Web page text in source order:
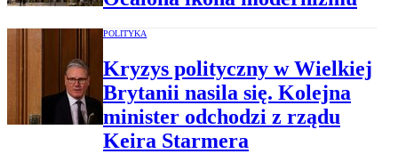
POLITYKA
Kryzys polityczny w Wielkiej
Brytanii nasila się. Kolejna
minister odchodzi z rządu
Keira Starmera